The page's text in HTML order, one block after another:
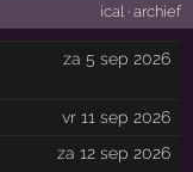
ical · archief
za 5 sep 2026
vr 11 sep 2026
za 12 sep 2026